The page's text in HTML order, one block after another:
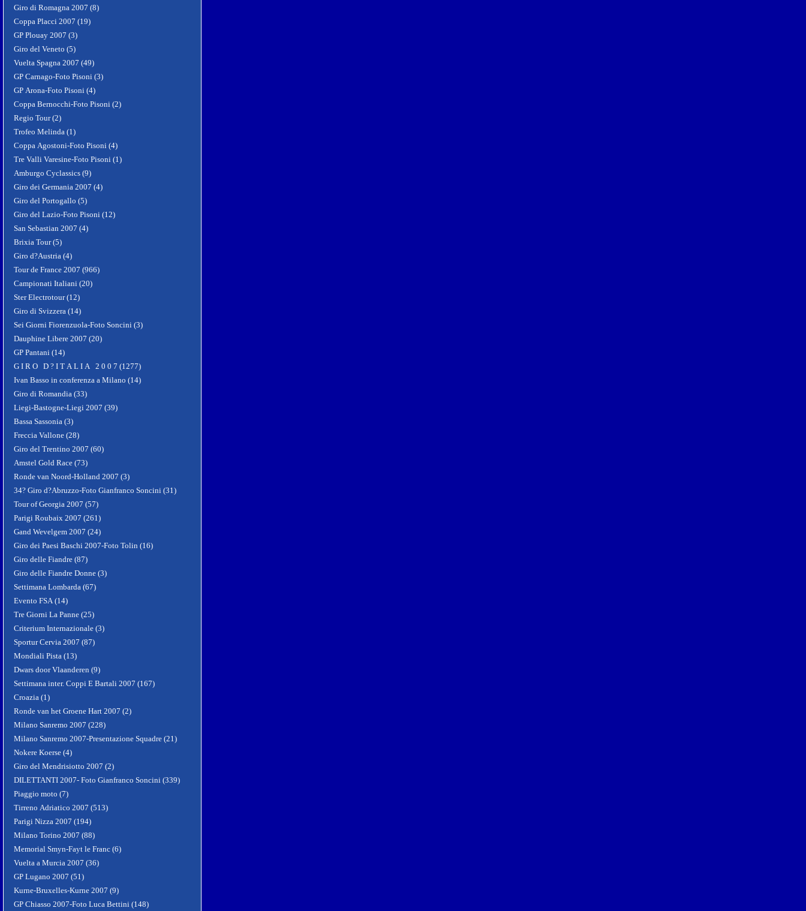
Giro di Romagna 2007 (8)
Coppa Placci 2007 (19)
GP Plouay 2007 (3)
Giro del Veneto (5)
Vuelta Spagna 2007 (49)
GP Carnago-Foto Pisoni (3)
GP Arona-Foto Pisoni (4)
Coppa Bernocchi-Foto Pisoni (2)
Regio Tour (2)
Trofeo Melinda (1)
Coppa Agostoni-Foto Pisoni (4)
Tre Valli Varesine-Foto Pisoni (1)
Amburgo Cyclassics (9)
Giro dei Germania 2007 (4)
Giro del Portogallo (5)
Giro del Lazio-Foto Pisoni (12)
San Sebastian 2007 (4)
Brixia Tour (5)
Giro d?Austria (4)
Tour de France 2007 (966)
Campionati Italiani (20)
Ster Electrotour (12)
Giro di Svizzera (14)
Sei Giorni Fiorenzuola-Foto Soncini (3)
Dauphine Libere 2007 (20)
GP Pantani (14)
G I R O D ? I T A L I A 2 0 0 7 (1277)
Ivan Basso in conferenza a Milano (14)
Giro di Romandia (33)
Liegi-Bastogne-Liegi 2007 (39)
Bassa Sassonia (3)
Freccia Vallone (28)
Giro del Trentino 2007 (60)
Amstel Gold Race (73)
Ronde van Noord-Holland 2007 (3)
34? Giro d?Abruzzo-Foto Gianfranco Soncini (31)
Tour of Georgia 2007 (57)
Parigi Roubaix 2007 (261)
Gand Wevelgem 2007 (24)
Giro dei Paesi Baschi 2007-Foto Tolin (16)
Giro delle Fiandre (87)
Giro delle Fiandre Donne (3)
Settimana Lombarda (67)
Evento FSA (14)
Tre Giorni La Panne (25)
Criterium Internazionale (3)
Sportur Cervia 2007 (87)
Mondiali Pista (13)
Dwars door Vlaanderen (9)
Settimana inter. Coppi E Bartali 2007 (167)
Croazia (1)
Ronde van het Groene Hart 2007 (2)
Milano Sanremo 2007 (228)
Milano Sanremo 2007-Presentazione Squadre (21)
Nokere Koerse (4)
Giro del Mendrisiotto 2007 (2)
DILETTANTI 2007- Foto Gianfranco Soncini (339)
Piaggio moto (7)
Tirreno Adriatico 2007 (513)
Parigi Nizza 2007 (194)
Milano Torino 2007 (88)
Memorial Smyn-Fayt le Franc (6)
Vuelta a Murcia 2007 (36)
GP Lugano 2007 (51)
Kurne-Bruxelles-Kurne 2007 (9)
GP Chiasso 2007-Foto Luca Bettini (148)